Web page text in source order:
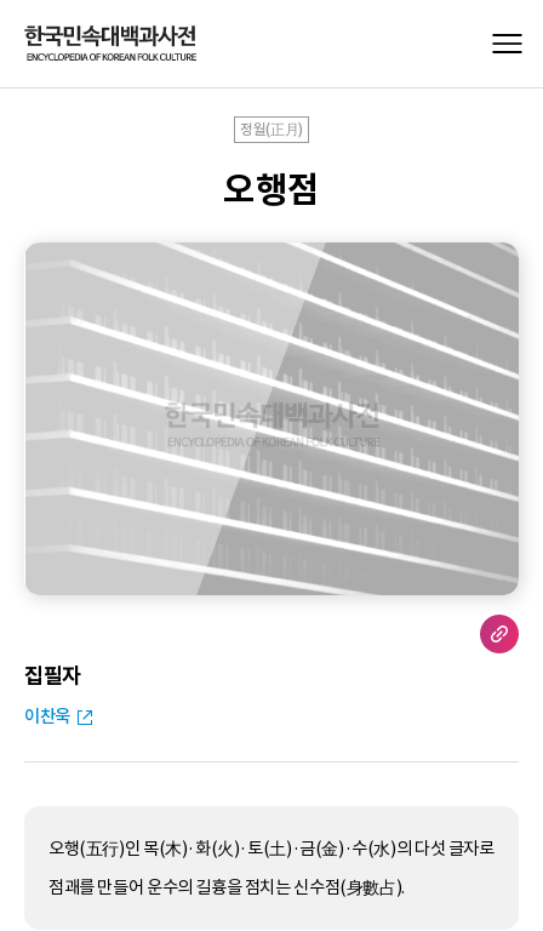
정월(正月)
오행점
집필자
이찬욱
오행(五行)인 목(木)·화(火)·토(土)·금(金)·수(水)의 다섯 글자로
점괘를 만들어 운수의 길흉을 점치는 신수점(身數占).